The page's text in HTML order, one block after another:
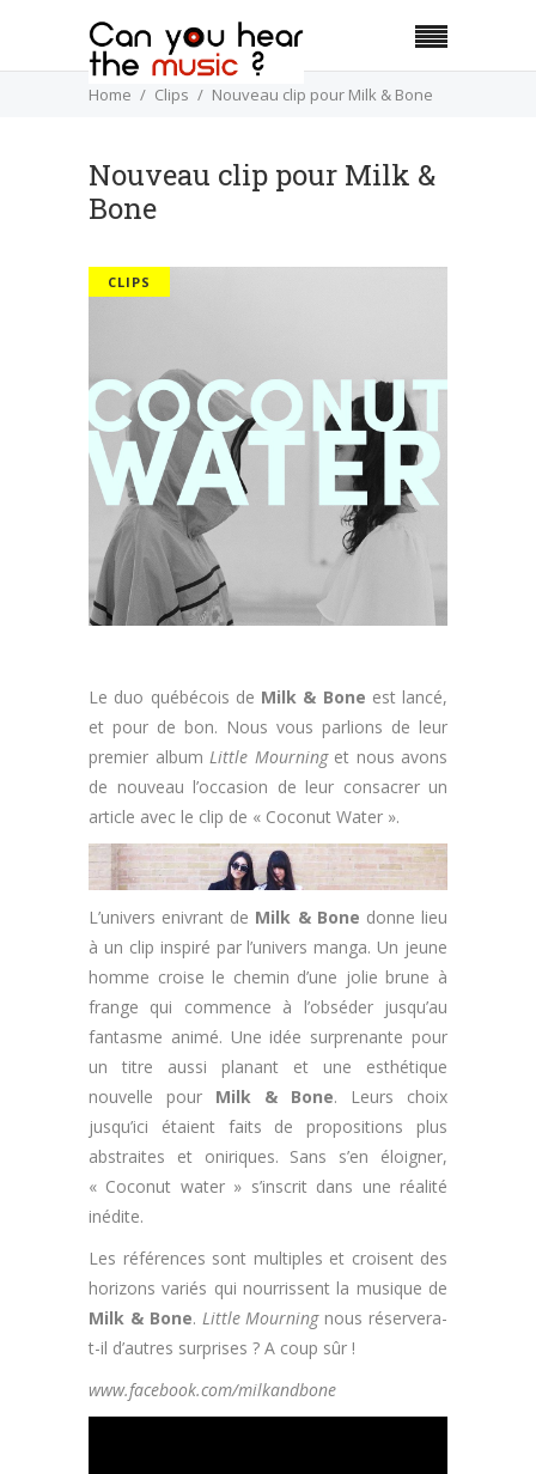
Home Clips Nouveau clip pour Milk & Bone
Nouveau clip pour Milk &
Bone
CLIPS
Le duo québécois de Milk & Bone est lancé,
et pour de bon. Nous vous parlions de leur
premier album Little Mourninget nous avons
de nouveau l’occasion de leur consacrer un
article avec le clip de « Coconut Water ».
L’univers enivrant de Milk & Bone donne lieu
à un clip inspiré par l’univers manga. Un jeune
homme croise le chemin d’une jolie brune à
frange qui commence à l’obséder jusqu’au
fantasme animé. Une idée surprenante pour
un titre aussi planant et une esthétique
nouvelle pour Milk & Bone. Leurs choix
jusqu’ici étaient faits de propositions plus
abstraites et oniriques. Sans s’en éloigner,
« Coconut water » s’inscrit dans une réalité
inédite.
Les références sont multiples et croisent des
horizons variés qui nourrissent la musique de
Milk & Bone. Little Mourningnous réservera-
t-il d’autres surprises ? A coup sûr !
www.facebook.com/milkandbone